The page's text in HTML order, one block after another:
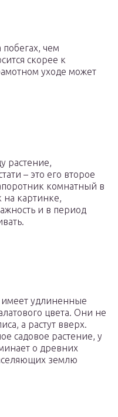
чем
скорее к
уходе может
растение,
– это его второе
комнатный в
на картинке,
и в период
удлиненные
цвета. Они не
а растут вверх.
садовое растение, у
о древних
землю